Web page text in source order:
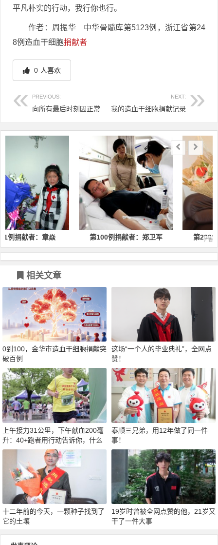
平凡朴实的行动，我行你也行。
作者：周振华 中华骨髓库第5123例，浙江省第24
8例造血干细胞捐献者
0 人喜欢
PREVIOUS: NEXT:
我的造血干细胞捐献记录
文章导航
焱 第100例捐献者：郑卫军 第200例捐献者：柳蓓
相关文章
0到100，金华市造血干细胞捐献突
破百例
这场“一个人的毕业典礼”，全网点
赞！
上午接力31公里，下午献血200毫
升：40+跑者用行动告诉你，什么
才是真正的“热血”
泰顺三兄弟，用12年做了同一件
事！
十二年前的今天，一颗种子找到了
它的土壤
19岁时曾被全网点赞的他，21岁又
干了一件大事